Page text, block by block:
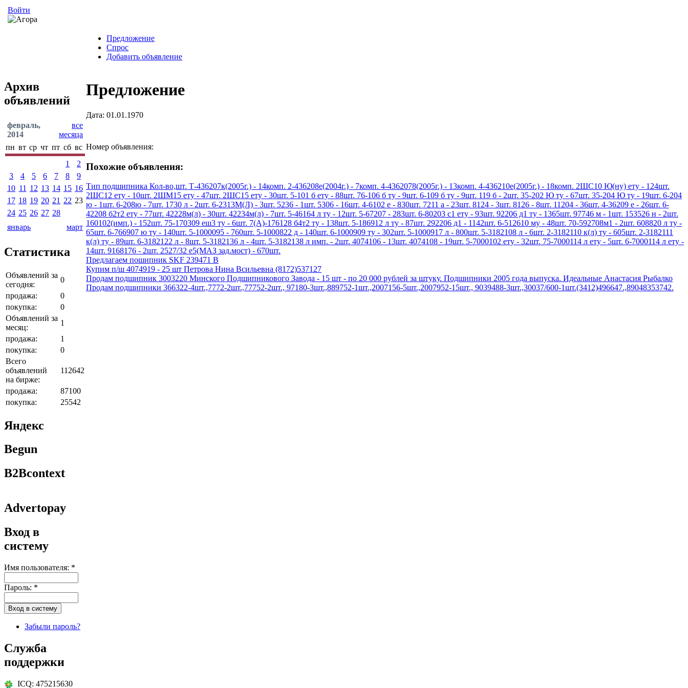
Войти
Предложение
Спрос
Добавить объявление
Архив
объявлений
февраль,
2014
все
месяца
пн вт ср чт пт сб вс
1
2
3
4 5 6 7 8
9
10 11 12 13 14 15 16
17 18 19 20 21 22 23
24 25 26 27 28
январь
март
Статистика
Объявлений за
сегодня:
0
продажа:
0
покупка:
0
Объявлений за
месяц:
1
продажа:
1
покупка:
0
Всего
объявлений
на бирже:
112642
продажа:
87100
покупка:
25542
Яндекс
Begun
B2Bcontext
Advertopay
Вход в
систему
Имя пользователя: *
Пароль: *
Забыли пароль?
Служба
поддержки
ICQ: 475215630
Предложение
Дата: 01.01.1970
Номер объявления:
Похожие объявления:
Тип подшипника Кол-во,шт. Т-436207к(2005г.) - 14комп. 2-436208е(2004г.) - 7комп. 4-4362078(2005г.) - 13комп. 4-436210е(2005г.) - 18комп. 2ШС10 Ю(ну) ету - 124шт.
2ШС12 ету - 10шт. 2ШМ15 ету - 47шт. 2ШС15 ету - 30шт. 5-101 б ету - 88шт. 76-106 б ту - 9шт. 6-109 б ту - 9шт. 119 б - 2шт. 35-202 Ю ту - 67шт. 35-204 Ю ту - 19шт. 6-204
ю - 1шт. 6-208ю - 7шт. 1730 л - 2шт. 6-2313М(Л) - 3шт. 5236 - 1шт. 5306 - 16шт. 4-6102 е - 830шт. 7211 а - 23шт. 8124 - 3шт. 8126 - 8шт. 11204 - 36шт. 4-36209 е - 26шт. 6-
42208 б2т2 ету - 77шт. 42228м(л) - 30шт. 42234м(л) - 7шт. 5-46164 л ту - 12шт. 5-67207 - 283шт. 6-80203 с1 ету - 93шт. 92206 д1 ту - 1365шт. 97746 м - 1шт. 153526 н - 2шт.
160102(имп.) - 152шт. 75-170309 еш3 ту - 6шт. 7(А)-176128 б4т2 ту - 138шт. 5-186912 л ту - 87шт. 292206 д1 - 1142шт. 6-512610 му - 48шт. 70-592708м1 - 2шт. 608820 л ту -
65шт. 6-766907 ю ту - 140шт. 5-1000095 - 760шт. 5-1000822 д - 140шт. 6-1000909 ту - 302шт. 5-1000917 л - 800шт. 5-3182108 л - 6шт. 2-3182110 к(л) ту - 605шт. 2-3182111
к(л) ту - 89шт. 6-3182122 л - 8шт. 5-3182136 л - 4шт. 5-3182138 л имп. - 2шт. 4074106 - 13шт. 4074108 - 19шт. 5-7000102 ету - 32шт. 75-7000114 л ету - 5шт. 6-7000114 л ету -
14шт. 9168176 - 2шт. 2527/32 е5(МАЗ зад.мост) - 670шт.
Предлагаем пошипник SKF 239471 B
Купим п/ш 4074919 - 25 шт Петрова Нина Всильевна (8172)537127
Продам подшипник 3003220 Минского Подшипникового Завода - 15 шт - по 20 000 рублей за штуку. Подшипники 2005 года выпуска. Идеальные Анастасия Рыбалко
Продам подшипники 366322-4шт.,7772-2шт.,77752-2шт., 97180-3шт.,889752-1шт.,2007156-5шт.,2007952-15шт., 9039488-3шт.,30037/600-1шт.(3412)496647.,89048353742.